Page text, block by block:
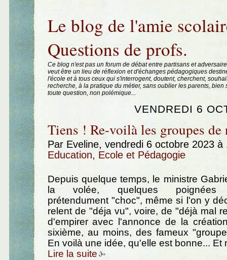
Le blog de l'amie
Questions de profs.
Ce blog n'est pas un forum de débat entre partisans et
veut être un lieu de réflexion et d'échanges pédagogiques
l'école et à tous ceux qui s'interrogent, doutent, cherchent,
recherche, à la pratique du métier, sans oublier les parents, bien
toute question, non polémique...
VENDREDI 6
Tiens ! Re-voilà les groupes de
Par Eveline, vendredi 6 octobre 2023
Education, Ecole et Pédagogie
Depuis quelque temps, le ministre
la volée, quelques poignées
prétendument "choc", même si l'on y
relent de "déja vu", voire, de "déjà mal
d'empirer avec l'annonce de la
sixième, au moins, des fameux
En voilà une idée, qu'elle est bonne... Et
Lire la suite